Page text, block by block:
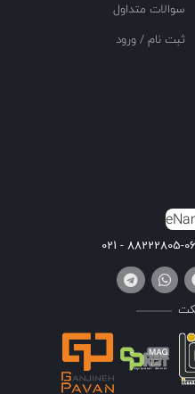
سوالات متداول
ثبت نام / ورود
88222805-06 - 021